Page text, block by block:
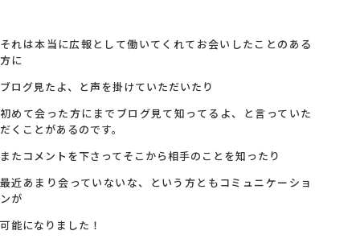
それは本当に広報として働いてくれてお会いしたことのある
方に
ブログ見たよ、と声を掛けていただいたり
初めて会った方にまでブログ見て知ってるよ、と言っていた
だくことがあるのです。
またコメントを下さってそこから相手のことを知ったり
最近あまり会っていないな、という方ともコミュニケーショ
ンが
可能になりました！